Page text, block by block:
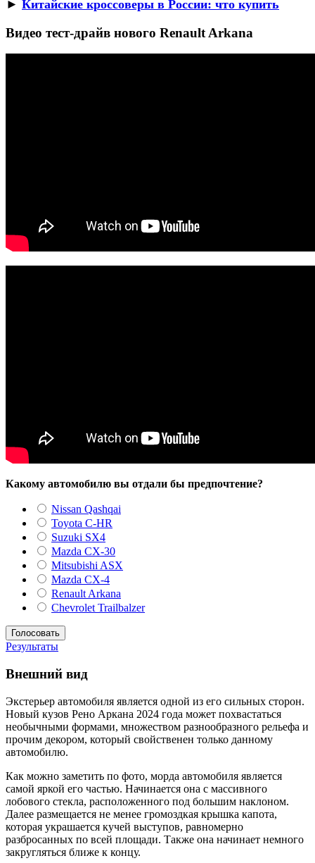
► Китайские кроссоверы в России: что купить
Видео тест-драйв нового Renault Arkana
Какому автомобилю вы отдали бы предпочтение?
Nissan Qashqai
Toyota C-HR
Suzuki SX4
Mazda CX-30
Mitsubishi ASX
Mazda CX-4
Renault Arkana
Chevrolet Trailbalzer
Результаты
Внешний вид
Экстерьер автомобиля является одной из его сильных сторон.
Новый кузов Рено Аркана 2024 года может похвастаться
необычными формами, множеством разнообразного рельефа и
прочим декором, который свойственен только данному
автомобилю.
Как можно заметить по фото, морда автомобиля является
самой яркой его частью. Начинается она с массивного
лобового стекла, расположенного под большим наклоном.
Далее размещается не менее громоздкая крышка капота,
которая украшается кучей выступов, равномерно
разбросанных по всей площади. Также она начинает немного
закругляться ближе к концу.